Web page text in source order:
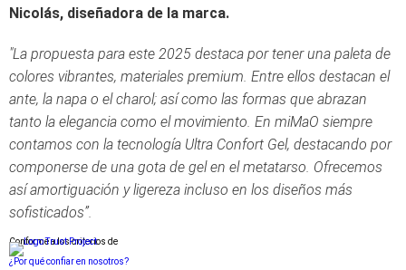
Nicolás, diseñadora de la marca.
"La propuesta para este 2025 destaca por tener una paleta de
colores vibrantes, materiales premium. Entre ellos destacan el
ante, la napa o el charol; así como las formas que abrazan
tanto la elegancia como el movimiento. En miMaO siempre
contamos con la tecnología Ultra Confort Gel, destacando por
componerse de una gota de gel en el metatarso. Ofrecemos
así amortiguación y ligereza incluso en los diseños más
sofisticados”.
Conforme a los criterios de
¿Por qué confiar en nosotros?